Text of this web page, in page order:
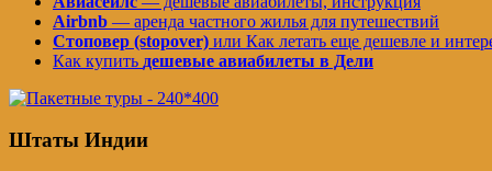
Airbnb — аренда частного жилья для путешествий
Стоповер (stopover) или Как летать еще дешевле и
Как купить дешевые авиабилеты в Дели
Штаты Индии